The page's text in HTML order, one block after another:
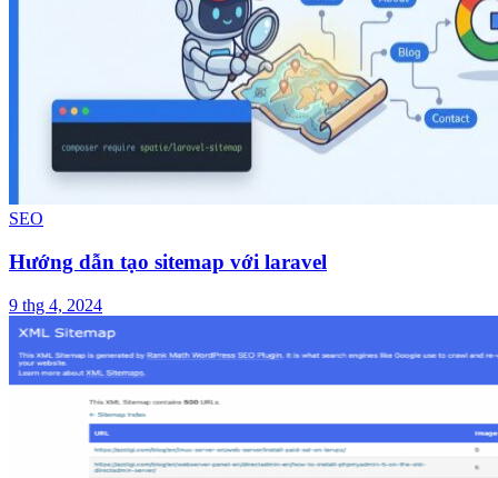
SEO
Hướng dẫn tạo sitemap với laravel
9 thg 4, 2024